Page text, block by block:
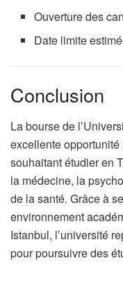
Ouverture des
Date limite
Conclusion
La bourse de
excellente
souhaitant étudier en
la médecine, la
de la santé. Grâce à
environnement
Istanbul, l’université
pour poursuivre des